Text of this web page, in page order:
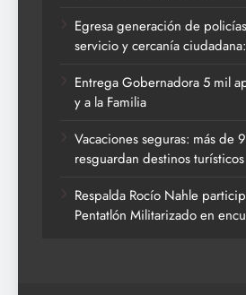
Egresa generación de
servicio y cercanía
Entrega Gobernadora 5 mil
y a la Familia
Vacaciones seguras: más de
resguardan destinos turísticos
Respalda Rocío Nahle
Pentatlón Militarizado en